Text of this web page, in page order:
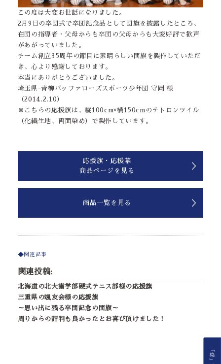
この度は大変お世話になりました。
2月9日の卒団式で卒団記念品として団旗を披露したところ、
在団の指導者・父母からも卒団の父母からも大変好評で歓声
があがっていました。
チーム創立35周年の節目に素晴らしい団旗を製作していただ
き、心より感謝しております。
本当にありがとうございました。
埼玉県-青柳バッファローズスポーツ少年団 守岡 様
（2014.2.10）
※こちらの応援旗は、縦100cm×横150cmのテトロンツイル
（化繊生地、両面染め）で製作しています。
商品一覧を見る
応援旗・応援幕
商品ページを見る
関連記事
関連投稿:
北海道の北大歯学部硬式テニス部様の応援旗
三重県の颯友会様の応援旗
～思い出に残る卒団記念の団旗～
周りからの評判も良かったとお喜び頂けました！